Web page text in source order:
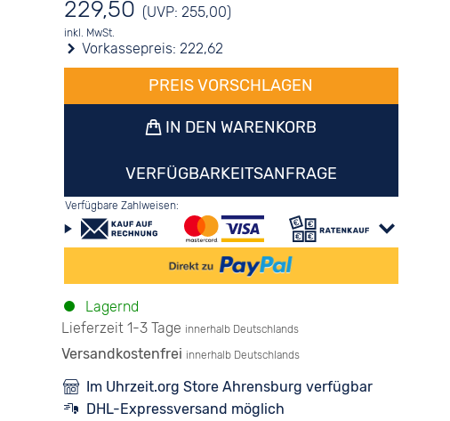
229,50 (UVP: 255,00)
inkl. MwSt.
Vorkassepreis: 222,62
PREIS VORSCHLAGEN
IN DEN WARENKORB
VERFÜGBARKEITSANFRAGE
Verfügbare Zahlweisen:
Lagernd
Lieferzeit 1-3 Tage innerhalb Deutschlands
Versandkostenfrei innerhalb Deutschlands
Im Uhrzeit.org Store Ahrensburg verfügbar
DHL-Expressversand möglich